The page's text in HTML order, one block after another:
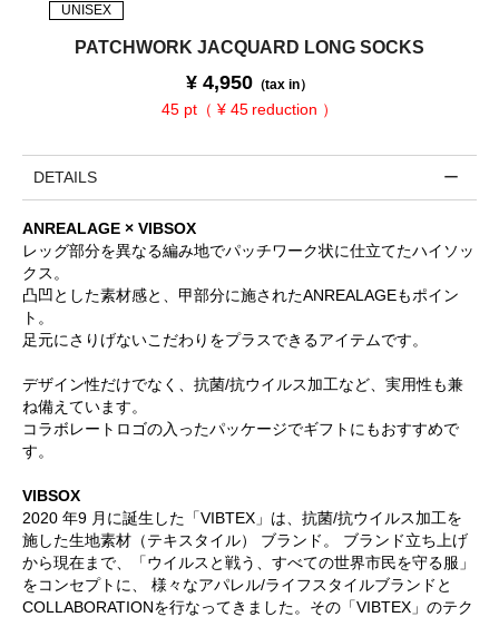
UNISEX
PATCHWORK JACQUARD LONG SOCKS
¥ 4,950（tax in）
45 pt（ ¥ 45 reduction ）
DETAILS
ANREALAGE × VIBSOX
レッグ部分を異なる編み地でパッチワーク状に仕立てたハイソッ
クス。
凸凹とした素材感と、甲部分に施されたANREALAGEもポイン
ト。
足元にさりげないこだわりをプラスできるアイテムです。
デザイン性だけでなく、抗菌/抗ウイルス加工など、実用性も兼
ね備えています。
コラボレートロゴの入ったパッケージでギフトにもおすすめで
す。
VIBSOX
2020 年9 月に誕生した「VIBTEX」は、抗菌/抗ウイルス加工を
施した生地素材（テキスタイル） ブランド。 ブランド立ち上げ
から現在まで、「ウイルスと戦う、すべての世界市民を守る服」
をコンセプトに、 様々なアパレル/ライフスタイルブランドと
COLLABORATIONを行なってきました。その「VIBTEX」のテク